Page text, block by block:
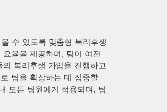
수 있도록 맞춤형 복리후생
율을 제공하며, 팀이 여전
복리후생 가입을 진행하고
팀을 확장하는 데 집중할
모든 팀원에게 적용되며, 팀